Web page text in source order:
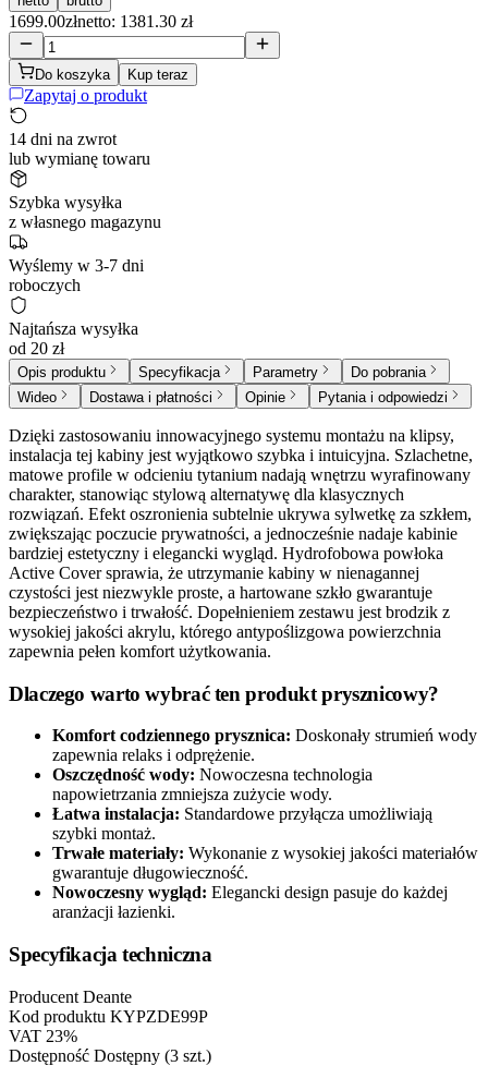
1699.00złnetto: 1381.30 zł
Do koszyka Kup teraz
Zapytaj o produkt
14 dni na zwrot
lub wymianę towaru
Szybka wysyłka
z własnego magazynu
Wyślemy w 3-7 dni
roboczych
Najtańsza wysyłka
od 20 zł
Opis produktu Specyfikacja Parametry
Do pobrania
Wideo
Dostawa i płatności Opinie Pytania i odpowiedzi
Dzięki zastosowaniu innowacyjnego systemu montażu na klipsy,
instalacja tej kabiny jest wyjątkowo szybka i intuicyjna. Szlachetne,
matowe profile w odcieniu tytanium nadają wnętrzu wyrafinowany
charakter, stanowiąc stylową alternatywę dla klasycznych
rozwiązań. Efekt oszronienia subtelnie ukrywa sylwetkę za szkłem,
zwiększając poczucie prywatności, a jednocześnie nadaje kabinie
bardziej estetyczny i elegancki wygląd. Hydrofobowa powłoka
Active Cover sprawia, że utrzymanie kabiny w nienagannej
czystości jest niezwykle proste, a hartowane szkło gwarantuje
bezpieczeństwo i trwałość. Dopełnieniem zestawu jest brodzik z
wysokiej jakości akrylu, którego antypoślizgowa powierzchnia
zapewnia pełen komfort użytkowania.
Dlaczego warto wybrać ten produkt prysznicowy?
Komfort codziennego prysznica: Doskonały strumień wody
zapewnia relaks i odprężenie.
Oszczędność wody: Nowoczesna technologia
napowietrzania zmniejsza zużycie wody.
Łatwa instalacja: Standardowe przyłącza umożliwiają
szybki montaż.
Trwałe materiały: Wykonanie z wysokiej jakości materiałów
gwarantuje długowieczność.
Nowoczesny wygląd: Elegancki design pasuje do każdej
aranżacji łazienki.
Specyfikacja techniczna
Producent Deante
Kod produktu KYPZDE99P
VAT 23%
Dostępność Dostępny (3 szt.)